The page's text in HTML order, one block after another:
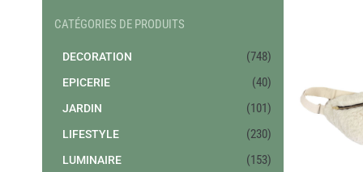
CATÉGORIES DE PRODUITS
DECORATION (748)
EPICERIE (40)
JARDIN (101)
LIFESTYLE (230)
LUMINAIRE (153)